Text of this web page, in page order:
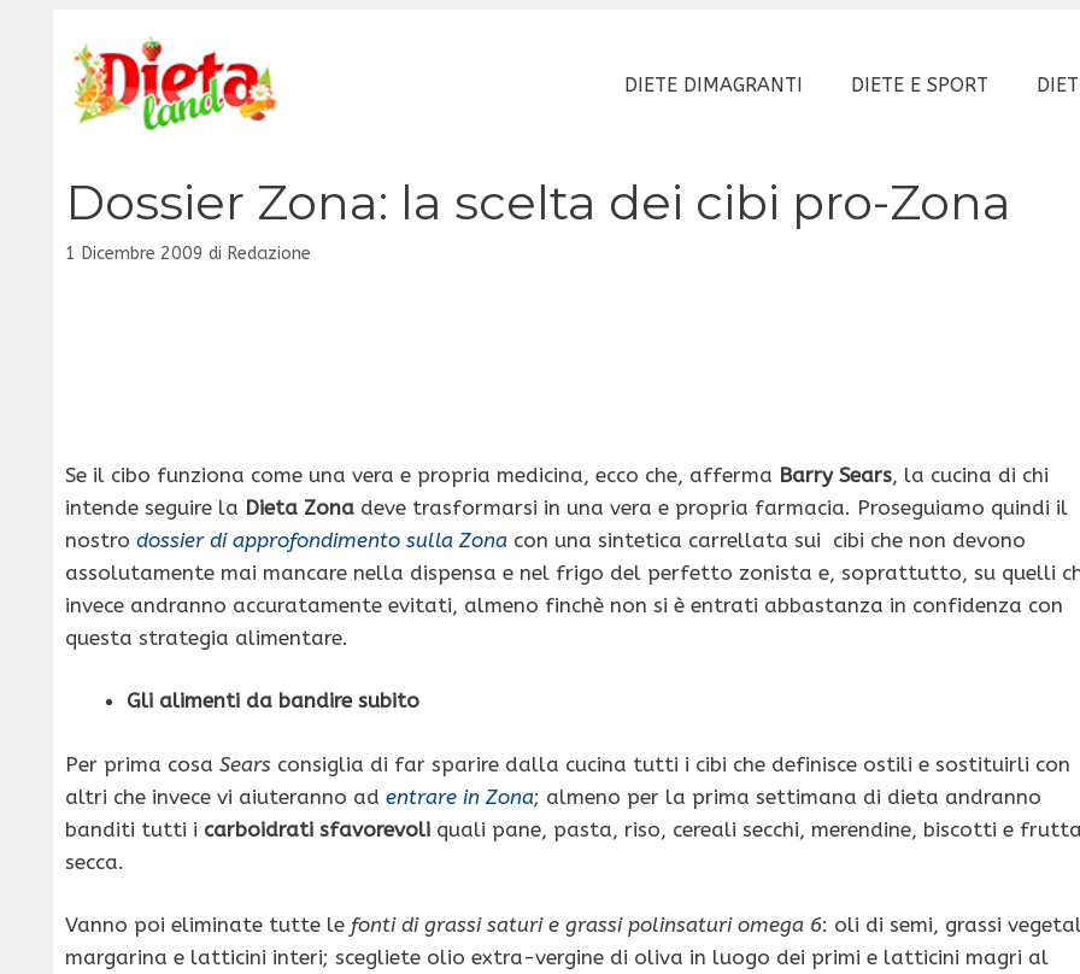
contenuto
DIETE DIMAGRANTI DIETE E SPORT
Dossier Zona: la scelta dei cibi pro-Zona
1 Dicembre 2009 di Redazione
Se il cibo funziona come una vera e propria medicina, ecco che, afferma Barry Sears, la cucina di chi
intende seguire la Dieta Zona deve trasformarsi in una vera e propria farmacia. Proseguiamo quindi il
nostro dossier di approfondimento sulla Zona con una sintetica carrellata sui cibi che non devono
assolutamente mai mancare nella dispensa e nel frigo del perfetto zonista e, soprattutto, su quelli
invece andranno accuratamente evitati, almeno finchè non si è entrati abbastanza in confidenza con
questa strategia alimentare.
Gli alimenti da bandire subito
Per prima cosa Sears consiglia di far sparire dalla cucina tutti i cibi che definisce ostili e sostituirli con
altri che invece vi aiuteranno ad entrare in Zona; almeno per la prima settimana di dieta andranno
banditi tutti i carboidrati sfavorevoli quali pane, pasta, riso, cereali secchi, merendine, biscotti e
secca.
Vanno poi eliminate tutte le fonti di grassi saturi e grassi polinsaturi omega 6: oli di semi, grassi
margarina e latticini interi; scegliete olio extra-vergine di oliva in luogo dei primi e latticini magri al